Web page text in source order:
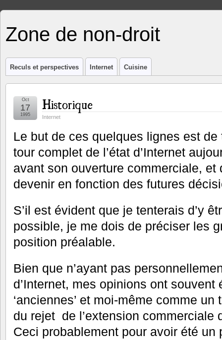
Zone de non-droit
Reculs et perspectives Internet Cuisine
Historique
Internet
Oct
17
1995
Le but de ces quelques lignes est de
tour complet de l’état d’Internet
avant son ouverture commerciale, et
devenir en fonction des futures
S’il est évident que je tenterais d’y
possible, je me dois de préciser les
position préalable.
Bien que n’ayant pas
d’Internet, mes opinions ont
‘anciennes’ et moi-même comme
du rejet de l’extension commerciale
Ceci probablement pour avoir été un